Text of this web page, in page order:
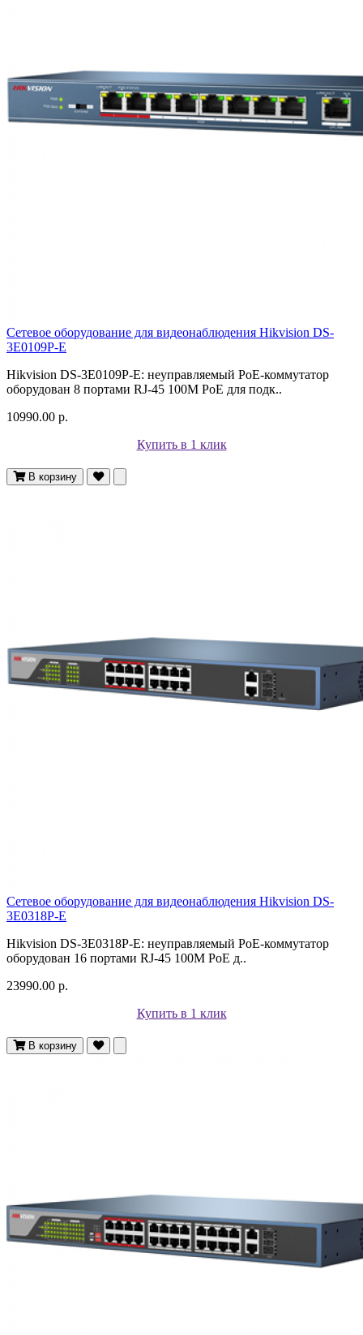
Сетевое оборудование для видеонаблюдения Hikvision DS-
3E0109P-E
Hikvision DS-3E0109P-E: неуправляемый PoE-коммутатор
оборудован 8 портами RJ-45 100M PoE для подк..
10990.00 р.
Купить в 1 клик
В корзину
Сетевое оборудование для видеонаблюдения Hikvision DS-
3E0318P-E
Hikvision DS-3E0318P-E: неуправляемый PoE-коммутатор
оборудован 16 портами RJ-45 100M PoE д..
23990.00 р.
Купить в 1 клик
В корзину